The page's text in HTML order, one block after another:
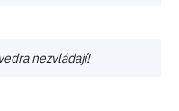
nezvládají!